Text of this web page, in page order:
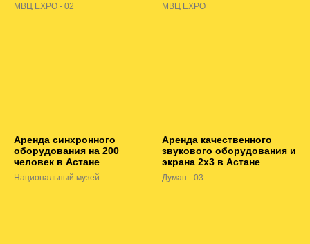
МВЦ EXPO - 02 МВЦ EXPO
Аренда синхронного
оборудования на 200
человек в Астане
Национальный музей
Аренда качественного
звукового оборудования и
экрана 2х3 в Астане
Думан - 03